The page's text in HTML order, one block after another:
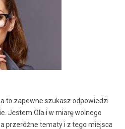
to zapewne szukasz odpowiedzi
Jestem Ola i w miarę wolnego
przeróżne tematy i z tego miejsca